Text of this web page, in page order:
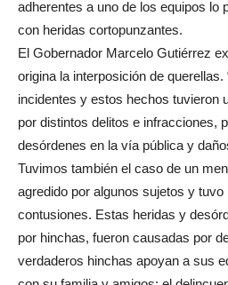
adherentes a uno de los equipos lo
con heridas cortopunzantes.
El Gobernador Marcelo Gutiérrez
origina la interposición de querellas.
incidentes y estos hechos tuvieron
por distintos delitos e infracciones,
desórdenes en la vía pública y
Tuvimos también el caso de un
agredido por algunos sujetos y
contusiones. Estas heridas y
por hinchas, fueron causadas por
verdaderos hinchas apoyan a sus